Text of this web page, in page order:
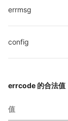
errmsg
config
errcode 的合法值
值